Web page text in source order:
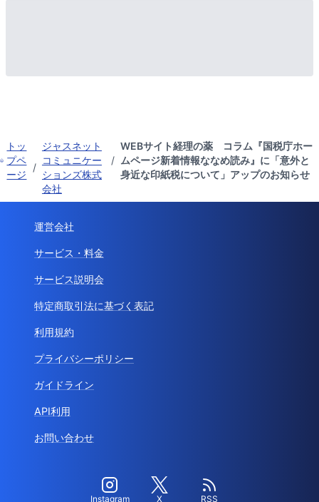
トッ
プペ
ージ
/
ジャスネット
コミュニケー
ションズ株式
会社
/
WEBサイト経理の薬 コラム『国税庁ホー
ムページ新着情報ななめ読み』に「意外と
身近な印紙税について」アップのお知らせ
運営会社
サービス・料金
サービス説明会
特定商取引法に基づく表記
利用規約
プライバシーポリシー
ガイドライン
API利用
お問い合わせ
Instagram X RSS